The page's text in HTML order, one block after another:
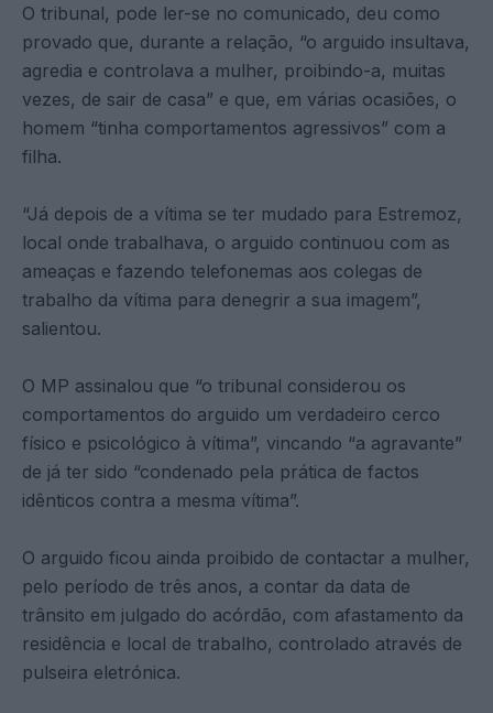
O tribunal, pode ler-se no comunicado, deu como
provado que, durante a relação, “o arguido insultava,
agredia e controlava a mulher, proibindo-a, muitas
vezes, de sair de casa” e que, em várias ocasiões, o
homem “tinha comportamentos agressivos” com a
filha.
“Já depois de a vítima se ter mudado para Estremoz,
local onde trabalhava, o arguido continuou com as
ameaças e fazendo telefonemas aos colegas de
trabalho da vítima para denegrir a sua imagem”,
salientou.
O MP assinalou que “o tribunal considerou os
comportamentos do arguido um verdadeiro cerco
físico e psicológico à vítima”, vincando “a agravante”
de já ter sido “condenado pela prática de factos
idênticos contra a mesma vítima”.
O arguido ficou ainda proibido de contactar a mulher,
pelo período de três anos, a contar da data de
trânsito em julgado do acórdão, com afastamento da
residência e local de trabalho, controlado através de
pulseira eletrónica.